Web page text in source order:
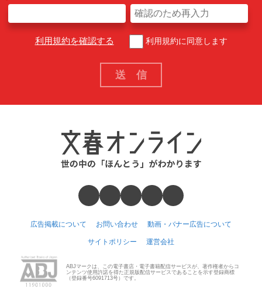
利用規約を確認する 利用規約に同意します
広告掲載について お問い合わせ 動画・バナー広告について
サイトポリシー 運営会社
ABJマークは、この電子書店・電子書籍配信サービスが、著作権者からコ
ンテンツ使用許諾を得た正規版配信サービスであることを示す登録商標
（登録番号6091713号）です。